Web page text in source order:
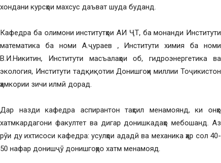
хондани курсҳои махсус даъват шуда буданд.
Кафедра ба олимони институтҳои АИ ҶТ, ба монанди Институти
математика ба номи А.ҷураев , Институти химия ба номи
В.И.Никитин, Институти масъалаҳои об, гидроэнергетика ва
экология, Институти тадқиқотии Донишгоҳи миллии Тоҷикистон
ҳамкории зичи илмӣ дорад.
Дар назди кафедра аспирантон таҳсил менамоянд, ки онҳо
хатмкардагони факултет ва дигар донишкадаҳо мебошанд. Аз
рӯи ду ихтисоси кафедра: усулҳои ададӣ ва механика ҳар сол 40-
50 нафар донишҷӯ донишгоҳро хатм менамояд.